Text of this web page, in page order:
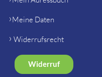
Meine Daten
Widerrufsrecht
Widerruf